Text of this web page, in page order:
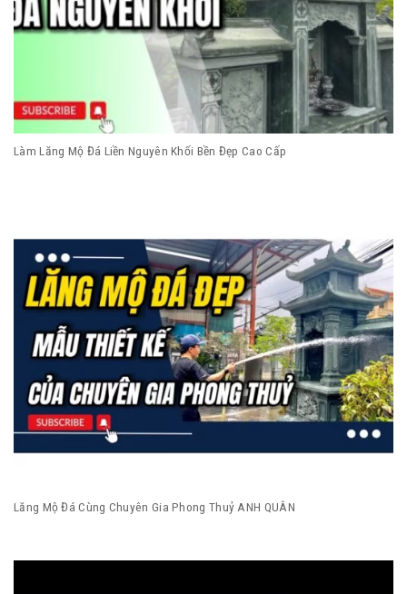
Làm Lăng Mộ Đá Liền Nguyên Khối Bền Đẹp Cao Cấp
Lăng Mộ Đá Cùng Chuyên Gia Phong Thuỷ ANH QUÂN